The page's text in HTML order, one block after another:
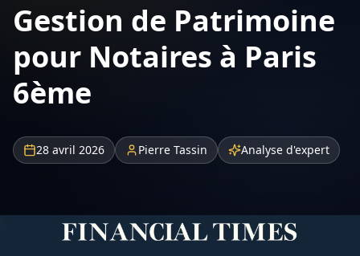
Gestion de Patrimoine
pour Notaires à Paris
6ème
28 avril 2026 Pierre Tassin Analyse d'expert